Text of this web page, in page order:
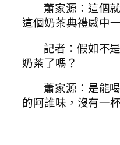
蕭家源：這個
這個奶茶典禮感中
記者：假如不
奶茶了嗎？
蕭家源：是能
的阿誰味，沒有一